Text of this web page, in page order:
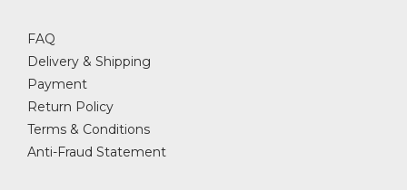
FAQ
Delivery & Shipping
Payment
Return Policy
Terms & Conditions
Anti-Fraud Statement